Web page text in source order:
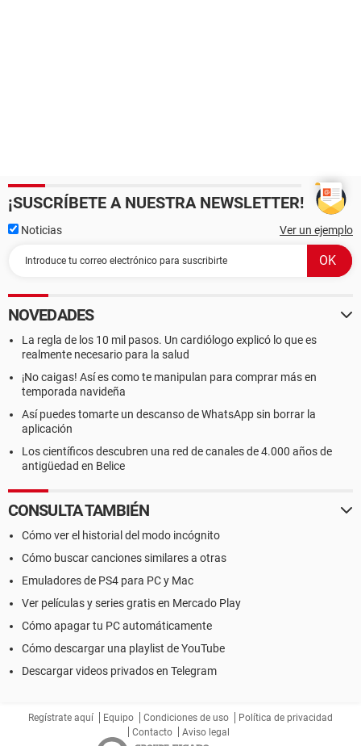
¡SUSCRÍBETE A NUESTRA NEWSLETTER!
Noticias Ver un ejemplo
NOVEDADES
La regla de los 10 mil pasos. Un cardiólogo explicó lo que es
realmente necesario para la salud
¡No caigas! Así es como te manipulan para comprar más en
temporada navideña
Así puedes tomarte un descanso de WhatsApp sin borrar la
aplicación
Los científicos descubren una red de canales de 4.000 años de
antigüedad en Belice
CONSULTA TAMBIÉN
Cómo ver el historial del modo incógnito
Cómo buscar canciones similares a otras
Emuladores de PS4 para PC y Mac
Ver películas y series gratis en Mercado Play
Cómo apagar tu PC automáticamente
Cómo descargar una playlist de YouTube
Descargar videos privados en Telegram
Regístrate aquí Equipo Condiciones de uso
Política de privacidad
Contacto
Aviso legal